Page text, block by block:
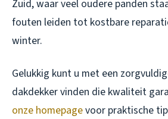
Zuid, waar veel oudere panden
fouten leiden tot kostbare
winter.
Gelukkig kunt u met een
dakdekker vinden die kwaliteit
onze homepagevoor praktische